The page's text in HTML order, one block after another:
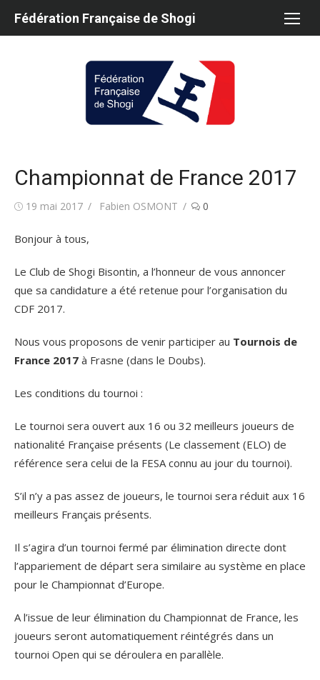
Fédération Française de Shogi
Championnat de France 2017
Publié19 mai 2017 Auteur/autrice
Fabien OSMONT 0
Bonjour à tous,
Le Club de Shogi Bisontin, a l’honneur de vous annoncer
que sa candidature a été retenue pour l’organisation du
CDF 2017.
Nous vous proposons de venir participer au Tournois de
France 2017 à Frasne (dans le Doubs).
Les conditions du tournoi :
Le tournoi sera ouvert aux 16 ou 32 meilleurs joueurs de
nationalité Française présents (Le classement (ELO) de
référence sera celui de la FESA connu au jour du tournoi).
S’il n’y a pas assez de joueurs, le tournoi sera réduit aux 16
meilleurs Français présents.
Il s’agira d’un tournoi fermé par élimination directe dont
l’appariement de départ sera similaire au système en place
pour le Championnat d’Europe.
A l’issue de leur élimination du Championnat de France, les
joueurs seront automatiquement réintégrés dans un
tournoi Open qui se déroulera en parallèle.